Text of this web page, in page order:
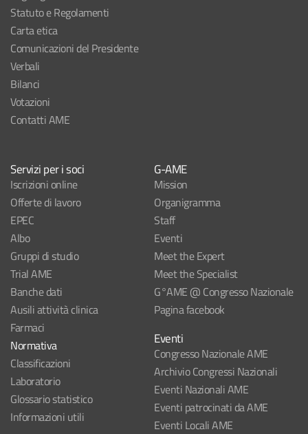
Statuto e Regolamenti
Carta etica
Comunicazioni del Presidente
Verbali
Bilanci
Votazioni
Contatti AME
Servizi per i soci
Iscrizioni online
Offerte di lavoro
EPEC
Albo
Gruppi di studio
Trial AME
Banche dati
Ausili attività clinica
Farmaci
Normativa
Classificazioni
Laboratorio
Glossario statistico
Informazioni utili
G-AME
Mission
Organigramma
Staff
Eventi
Meet the Expert
Meet the Specialist
G°AME @ Congresso Nazionale
Pagina facebook
Eventi
Congresso Nazionale AME
Archivio Congressi Nazionali
Eventi Nazionali AME
Eventi patrocinati da AME
Eventi Locali AME